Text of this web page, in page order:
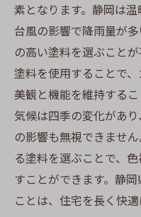
静岡県の気候
環境と人に優
材料別の塗料
耐久性に優れ
塗料の色選び
最新の塗料ト
屋根塗装相場に影
析
屋根の形状と
素となります。静岡は
台風の影響で降雨量が
の高い塗料を選ぶこと
塗料を使用することで
美観と機能を維持する
気候は四季の変化があ
の影響も無視できませ
る塗料を選ぶことで、
すことができます。静
ことは、住宅を長く快